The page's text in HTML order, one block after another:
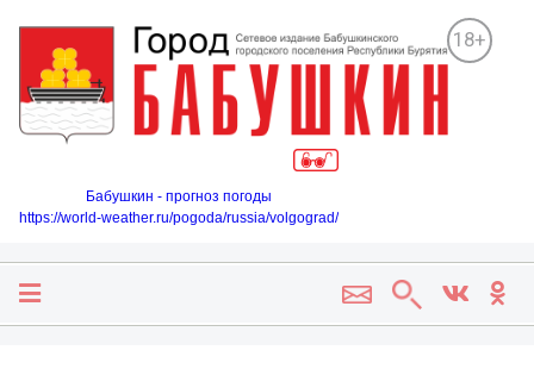
18+
Бабушкин - прогноз погоды
https://world-weather.ru/pogoda/russia/volgograd/